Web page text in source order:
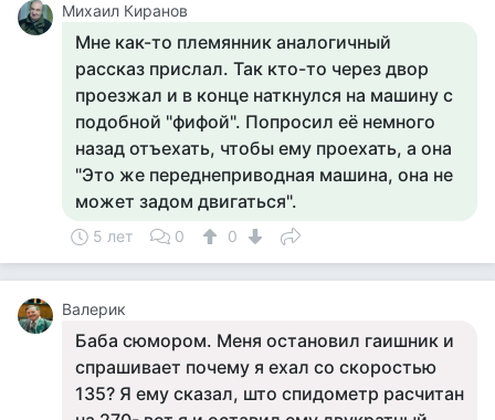
Михаил Киранов
Мне как-то племянник аналогичный
рассказ прислал. Так кто-то через двор
проезжал и в конце наткнулся на машину с
подобной "фифой". Попросил её немного
назад отъехать, чтобы ему проехать, а она
"Это же переднеприводная машина, она не
может задом двигаться".
5 лет 0 0
Валерик
Баба сюмором. Меня остановил гаишник и
спрашивает почему я ехал со скоростью
135? Я ему сказал, што спидометр расчитан